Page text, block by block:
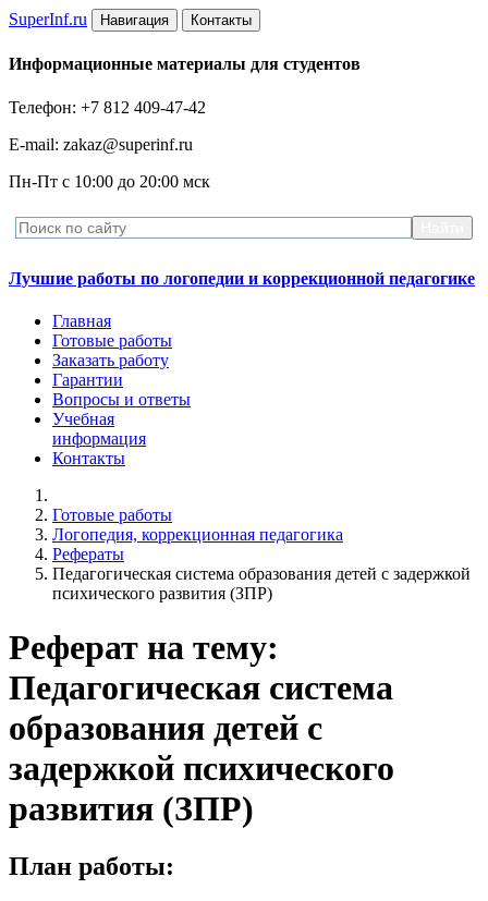
SuperInf.ru Навигация Контакты
Информационные материалы для студентов
Телефон: +7 812 409-47-42
E-mail: zakaz@superinf.ru
Пн-Пт с 10:00 до 20:00 мск
Лучшие работы по логопедии и коррекционной педагогике
Главная
Готовые работы
Заказать работу
Гарантии
Вопросы и ответы
Учебная
информация
Контакты
Готовые работы
Логопедия, коррекционная педагогика
Рефераты
Педагогическая система образования детей с задержкой
психического развития (ЗПР)
Реферат на тему:
Педагогическая система
образования детей с
задержкой психического
развития (ЗПР)
План работы: